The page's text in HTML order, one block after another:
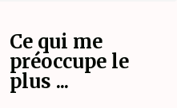
Ce qui me
préoccupe le
plus ...